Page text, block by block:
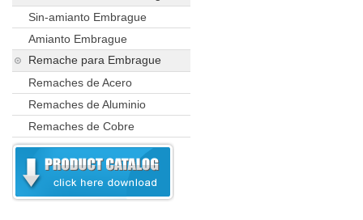
Sin-amianto Embrague
Amianto Embrague
Remache para Embrague
Remaches de Acero
Remaches de Aluminio
Remaches de Cobre